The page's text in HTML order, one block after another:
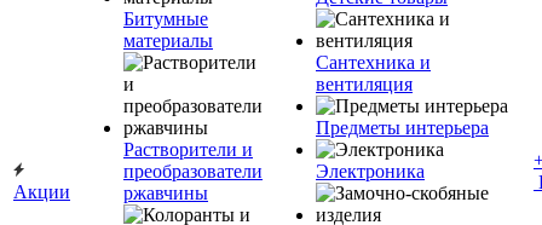
Акции
Битумные
материалы
Растворители и
преобразователи
ржавчины
Сантехника и
вентиляция
Предметы интерьера
Электроника